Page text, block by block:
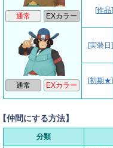
[作品]
[実装日]
[初期★]
仲間にする方法】
分類